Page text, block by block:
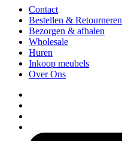
Contact
Bestellen & Retourneren
Bezorgen & afhalen
Wholesale
Huren
Inkoop meubels
Over Ons